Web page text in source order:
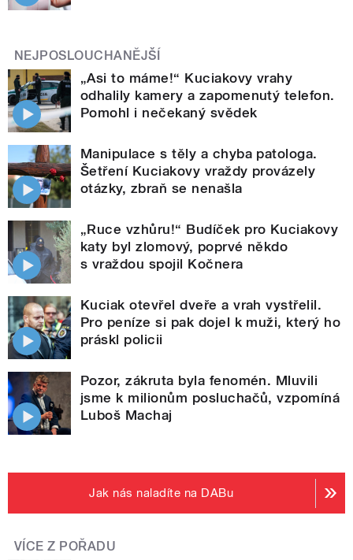
NEJPOSLOUCHANĚJŠÍ
„Asi to máme!“ Kuciakovy vrahy
odhalily kamery a zapomenutý telefon.
Pomohl i nečekaný svědek
Manipulace s těly a chyba patologa.
Šetření Kuciakovy vraždy provázely
otázky, zbraň se nenašla
„Ruce vzhůru!“ Budíček pro Kuciakovy
katy byl zlomový, poprvé někdo
s vraždou spojil Kočnera
Kuciak otevřel dveře a vrah vystřelil.
Pro peníze si pak dojel k muži, který ho
práskl policii
Pozor, zákruta byla fenomén. Mluvili
jsme k milionům posluchačů, vzpomíná
Luboš Machaj
Jak nás naladíte na DABu
VÍCE Z POŘADU